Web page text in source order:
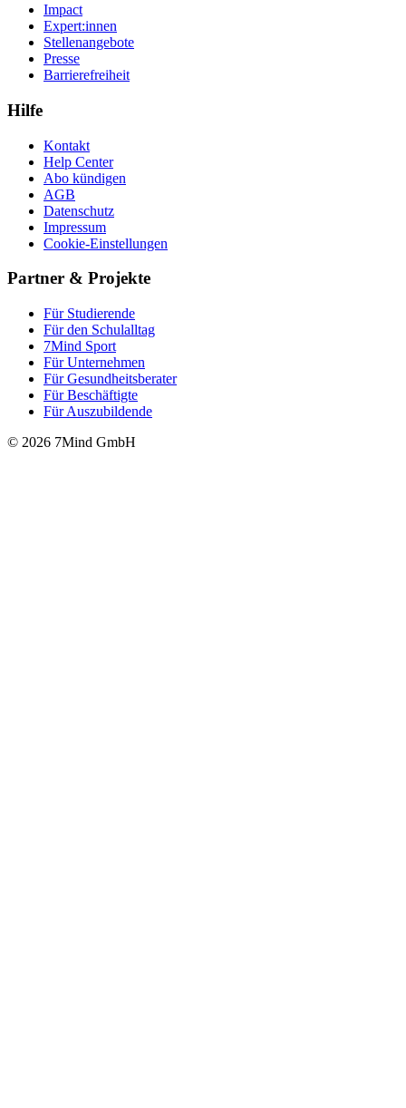
Impact
Expert:innen
Stellenangebote
Presse
Barrierefreiheit
Hilfe
Kontakt
Help Center
Abo kündigen
AGB
Datenschutz
Impressum
Cookie-Einstellungen
Partner & Projekte
Für Stu­die­rende
Für den Schulalltag
7Mind Sport
Für Unter­neh­men
Für Gesund­heits­be­ra­ter
Für Beschäftigte
Für Auszubildende
© 2026 7Mind GmbH